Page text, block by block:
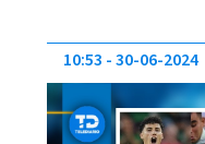
10:53 30-06-2024